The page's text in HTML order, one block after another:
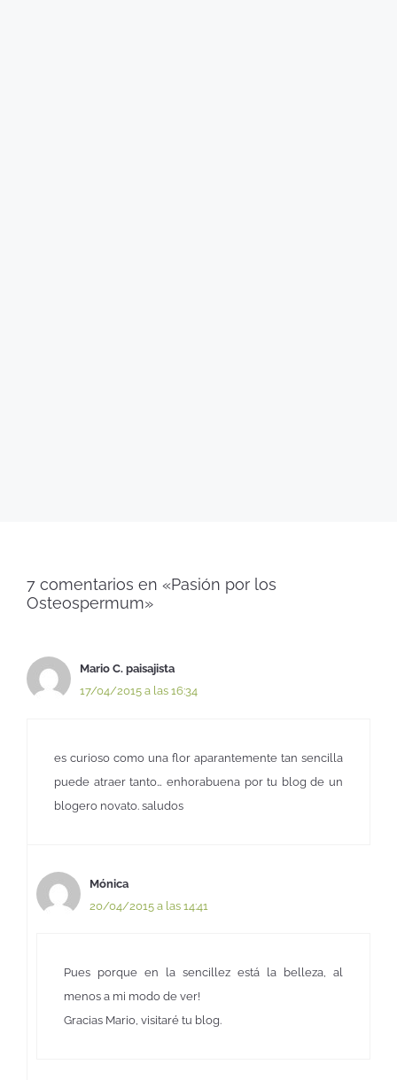
7 comentarios en «Pasión por los
Osteospermum»
Mario C. paisajista
17/04/2015 a las 16:34
es curioso como una flor aparantemente tan sencilla
puede atraer tanto… enhorabuena por tu blog de un
blogero novato. saludos
Mónica
20/04/2015 a las 14:41
Pues porque en la sencillez está la belleza, al
menos a mi modo de ver!
Gracias Mario, visitaré tu blog.